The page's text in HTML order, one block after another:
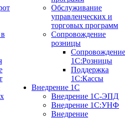
Обслуживание
управленческих и
торговых программ
Сопровождение
розницы
Сопровождение
1С:Розницы
Поддержка
1С:Кассы
Внедрение 1С
Внедрение 1С-ЭПД
Внедрение 1С:УНФ
Внедрение